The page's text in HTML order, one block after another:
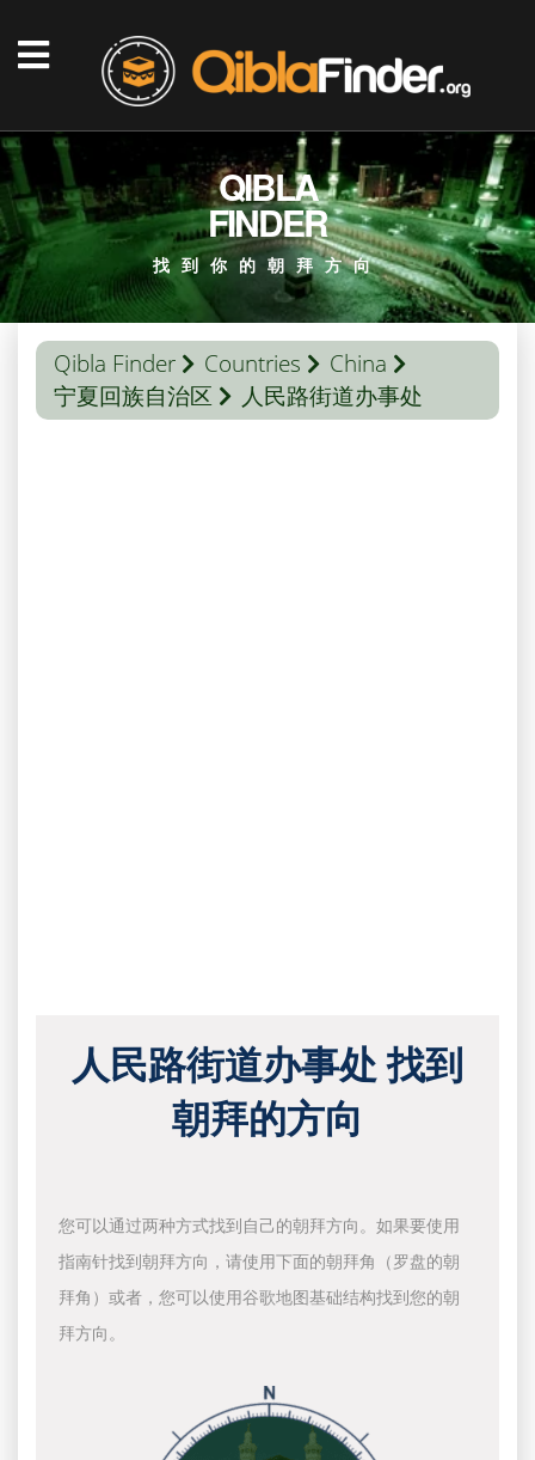
QIBLA
FINDER
找到你的朝拜方向
Qibla Finder Countries
China
宁夏回族自治区
人民路街道办事处
人民路街道办事处 找到
朝拜的方向
您可以通过两种方式找到自己的朝拜方向。如果要使用
指南针找到朝拜方向，请使用下面的朝拜角（罗盘的朝
拜角）或者，您可以使用谷歌地图基础结构找到您的朝
拜方向。